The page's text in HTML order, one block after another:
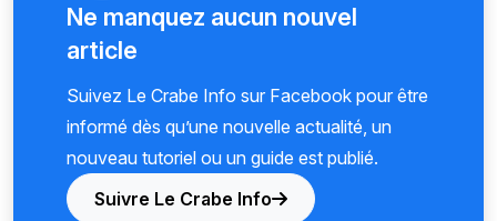
Ne manquez aucun nouvel
article
Suivez Le Crabe Info sur Facebook pour être
informé dès qu’une nouvelle actualité, un
nouveau tutoriel ou un guide est publié.
Suivre Le Crabe Info